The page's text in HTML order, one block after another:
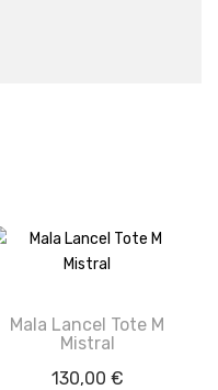
Mala Lancel Tote M
Mistral
130,00 €